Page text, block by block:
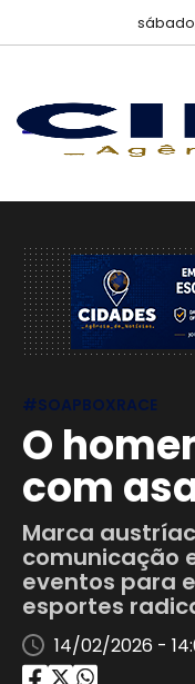
#SOAPBOXRACE
O
com
Marca
comunicação
eventos para
esportes
14/02/2026 -